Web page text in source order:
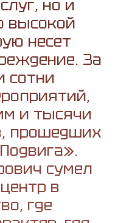
но и
высокой
несет
За
сотни
и тысячи
прошедших
сумел
в
где